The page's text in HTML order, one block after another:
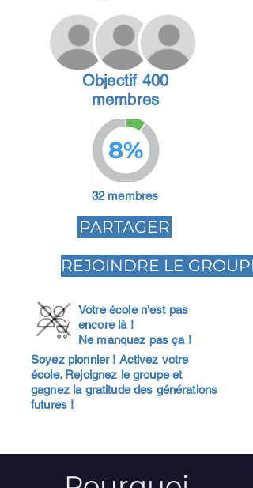
Objectif 400
membres
8%
32 membres
PARTAGER
REJOINDRE LE GROUPE
Votre école n'est pas
encore là !
Ne manquez pas ça !
Soyez pionnier ! Activez votre
école. Rejoignez le groupe et
gagnez la gratitude des générations
futures !